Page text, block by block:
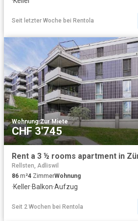
Seit letzter Woche bei Rentola
Wohnung·Zur Miete
CHF 3'745
Rent a 3 ½ rooms apartment in
Rellsten, Adliswil
86 m²4 ZimmerWohnung
·Keller·Balkon·Aufzug
Seit 2 Wochen bei Rentola